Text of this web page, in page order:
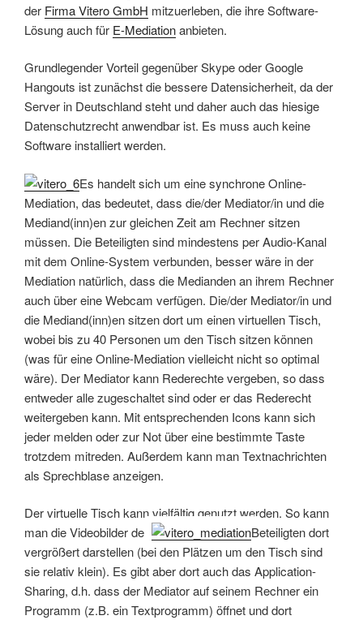
der Firma Vitero GmbH mitzuerleben, die ihre Software-
Lösung auch für E-Mediationanbieten.
Grundlegender Vorteil gegenüber Skype oder Google
Hangouts ist zunächst die bessere Datensicherheit, da der
Server in Deutschland steht und daher auch das hiesige
Datenschutzrecht anwendbar ist. Es muss auch keine
Software installiert werden.
Es handelt sich um eine synchrone Online-
Mediation, das bedeutet, dass die/der Mediator/in und die
Mediand(inn)en zur gleichen Zeit am Rechner sitzen
müssen. Die Beteiligten sind mindestens per Audio-Kanal
mit dem Online-System verbunden, besser wäre in der
Mediation natürlich, dass die Medianden an ihrem Rechner
auch über eine Webcam verfügen. Die/der Mediator/in und
die Mediand(inn)en sitzen dort um einen virtuellen Tisch,
wobei bis zu 40 Personen um den Tisch sitzen können
(was für eine Online-Mediation vielleicht nicht so optimal
wäre). Der Mediator kann Rederechte vergeben, so dass
entweder alle zugeschaltet sind oder er das Rederecht
weitergeben kann. Mit entsprechenden Icons kann sich
jeder melden oder zur Not über eine bestimmte Taste
trotzdem mitreden. Außerdem kann man Textnachrichten
als Sprechblase anzeigen.
Der virtuelle Tisch kann vielfältig genutzt werden. So kann
man die Videobilder der
Beteiligten dort
vergrößert darstellen (bei den Plätzen um den Tisch sind
sie relativ klein). Es gibt aber dort auch das Application-
Sharing, d.h. dass der Mediator auf seinem Rechner ein
Programm (z.B. ein Textprogramm) öffnet und dort